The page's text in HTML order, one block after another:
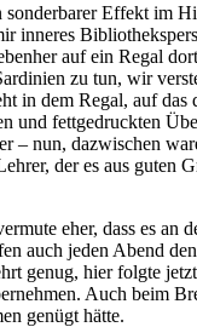
Effekt im
inneres
auf ein Regal
zu tun, wir
in dem Regal, auf
fettgedruckten
– nun, dazwischen
der es aus guten
eher, dass es an
auch jeden Abend
genug, hier folgte
Auch beim
genügt hätte.